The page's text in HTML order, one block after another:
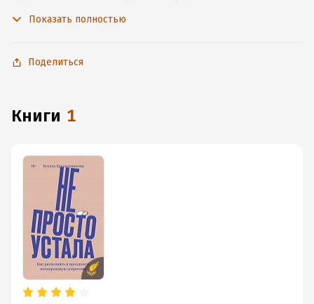
удобное приложение для iOS или Android, чтобы
Показать полностью
Поделиться
книги 1